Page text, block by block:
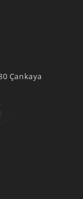
Çankaya